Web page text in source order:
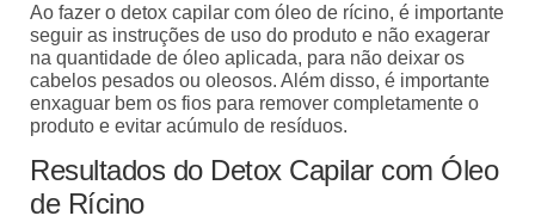
Ao fazer o detox capilar com óleo de rícino, é importante
seguir as instruções de uso do produto e não exagerar
na quantidade de óleo aplicada, para não deixar os
cabelos pesados ou oleosos. Além disso, é importante
enxaguar bem os fios para remover completamente o
produto e evitar acúmulo de resíduos.
Resultados do Detox Capilar com Óleo
de Rícino